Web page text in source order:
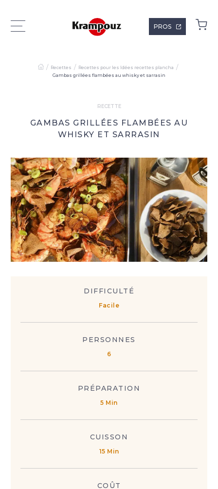
PROS
Recettes
Recettes pour les Idées recettes plancha
Gambas grillées flambées au whisky et sarrasin
RECETTE
GAMBAS GRILLÉES FLAMBÉES AU
WHISKY ET SARRASIN
DIFFICULTÉ
Facile
PERSONNES
6
PRÉPARATION
5 Min
CUISSON
15 Min
COÛT